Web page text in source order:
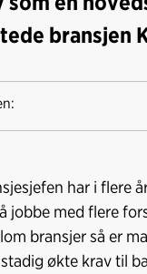
bransjen
har i
jobbe med flere
bransjer så er
økte krav til